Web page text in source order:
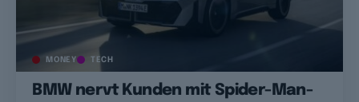
MONEY TECH
BMW nervt Kunden mit Spider-Man-